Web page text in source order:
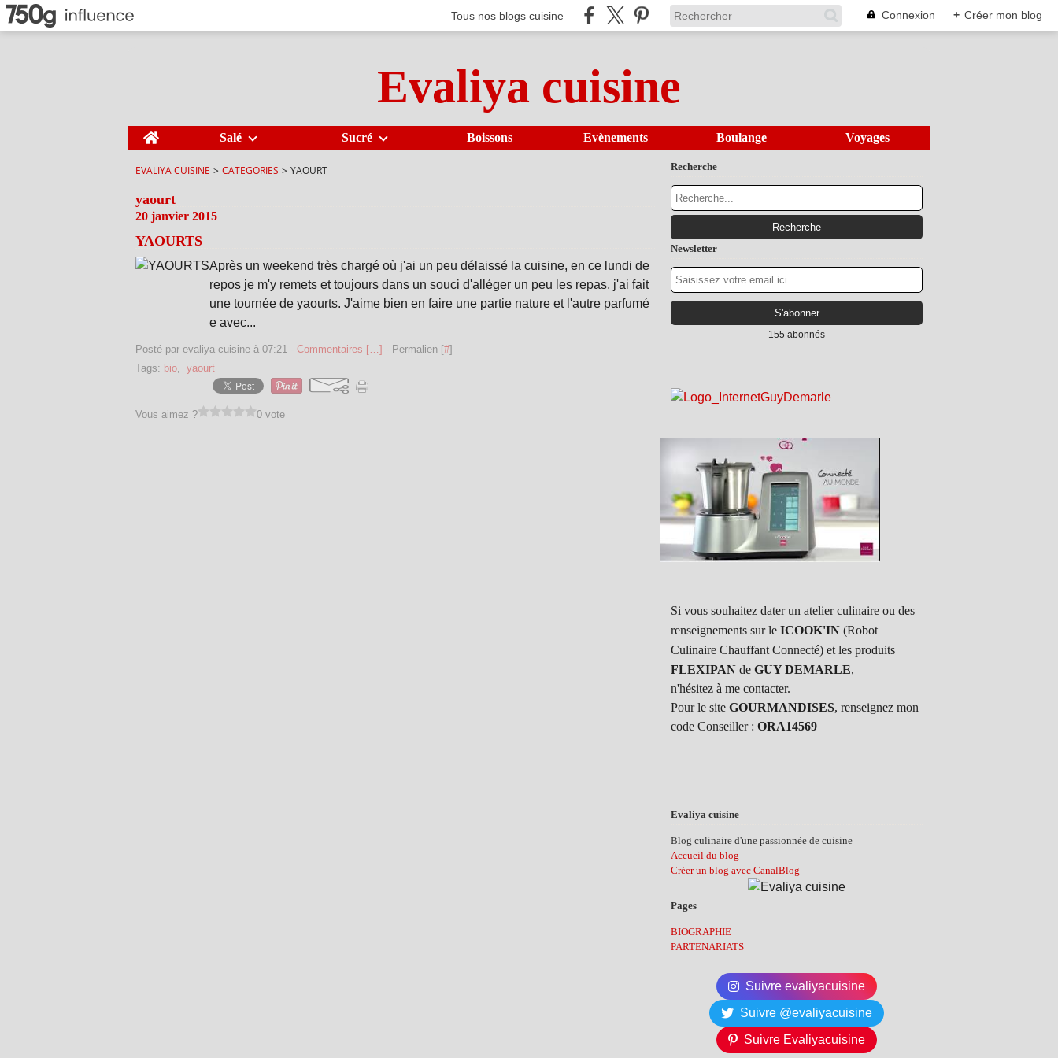
Tous nos blogs cuisine Connexion + Créer mon blog
Evaliya cuisine
Home Salé Sucré Boissons Evènements Boulange Voyages
EVALIYA CUISINE > CATEGORIES > YAOURT
yaourt
20 janvier 2015
YAOURTS
Après un weekend très chargé où j'ai un peu délaissé la cuisine, en ce lundi de
repos je m'y remets et toujours dans un souci d'alléger un peu les repas, j'ai fait
une tournée de yaourts. J'aime bien en faire une partie nature et l'autre parfumé
e avec...
Posté par evaliya cuisine à 07:21 - Commentaires […] - Permalien [#]
Tags: bio, yaourt
Vous aimez ? 0 vote
Recherche
Newsletter
155 abonnés
Si vous souhaitez dater un atelier culinaire ou des
renseignements sur le ICOOK'IN (Robot
Culinaire Chauffant Connecté) et les produits
FLEXIPAN de GUY DEMARLE,
n'hésitez à me contacter.
Pour le site GOURMANDISES, renseignez mon
code Conseiller : ORA14569
Evaliya cuisine
Blog culinaire d'une passionnée de cuisine
Accueil du blog
Créer un blog avec CanalBlog
Pages
BIOGRAPHIE
PARTENARIATS
Suivre evaliyacuisine
Suivre @evaliyacuisine
Suivre Evaliyacuisine